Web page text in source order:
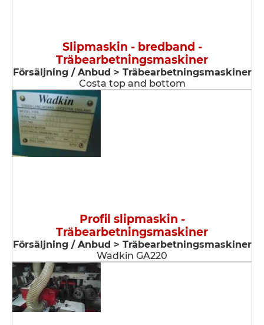
Slipmaskin - bredband -
Träbearbetningsmaskiner
Försäljning / Anbud > Träbearbetningsmaskiner
Costa top and bottom
Profil slipmaskin -
Träbearbetningsmaskiner
Försäljning / Anbud > Träbearbetningsmaskiner
Wadkin GA220